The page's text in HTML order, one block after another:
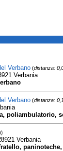
Verbano(distanza:
Verbania
Verbano(distanza:
poliambulatorio,
)
Verbania